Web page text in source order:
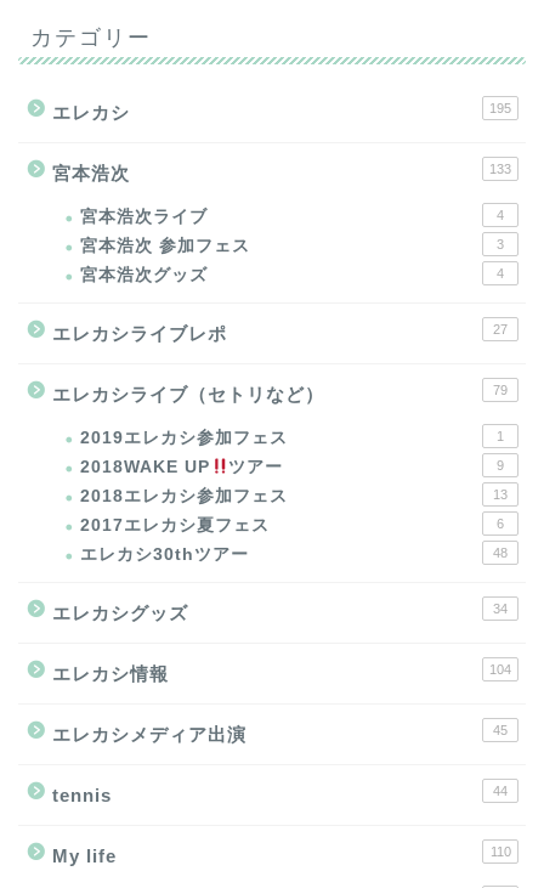
カテゴリー
エレカシ 195
宮本浩次 133
宮本浩次ライブ 4
宮本浩次 参加フェス 3
宮本浩次グッズ 4
エレカシライブレポ 27
エレカシライブ（セトリなど） 79
2019エレカシ参加フェス 1
2018WAKE UP ツアー 9
2018エレカシ参加フェス 13
2017エレカシ夏フェス 6
エレカシ30thツアー 48
エレカシグッズ 34
エレカシ情報 104
エレカシメディア出演 45
tennis 44
My life 110